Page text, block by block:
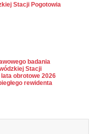
Stacji Pogotowia
badania
Stacji
obrotowe 2026
rewidenta